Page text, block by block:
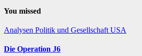
You missed
Analysen Politik und Gesellschaft USA
Die Operation J6